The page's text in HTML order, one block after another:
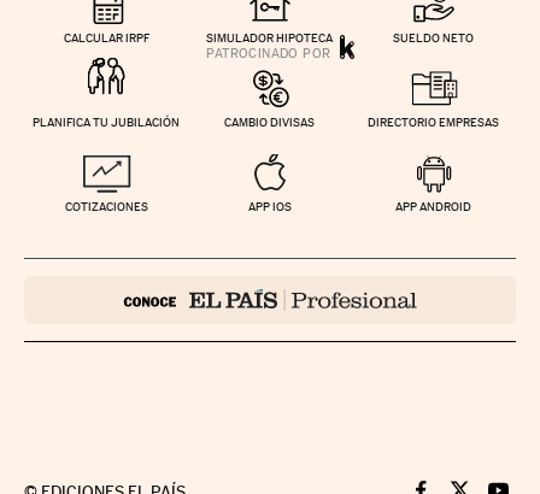
CALCULAR IRPF SIMULADOR HIPOTECA SUELDO NETO
PLANIFICA TU JUBILACIÓN CAMBIO DIVISAS DIRECTORIO EMPRESAS
COTIZACIONES APP IOS APP ANDROID